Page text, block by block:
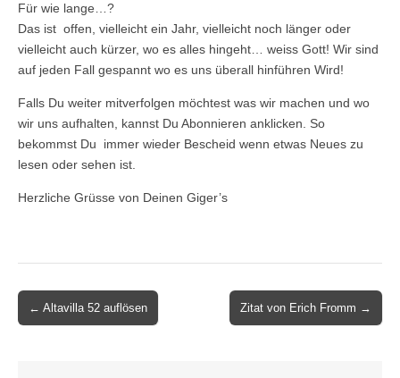
Für wie lange…?
Das ist offen, vielleicht ein Jahr, vielleicht noch länger oder
vielleicht auch kürzer, wo es alles hingeht… weiss Gott! Wir sind
auf jeden Fall gespannt wo es uns überall hinführen Wird!
Falls Du weiter mitverfolgen möchtest was wir machen und wo
wir uns aufhalten, kannst Du Abonnieren anklicken. So
bekommst Du immer wieder Bescheid wenn etwas Neues zu
lesen oder sehen ist.
Herzliche Grüsse von Deinen Giger’s
navigation
← Altavilla 52 auflösen Zitat von Erich Fromm →